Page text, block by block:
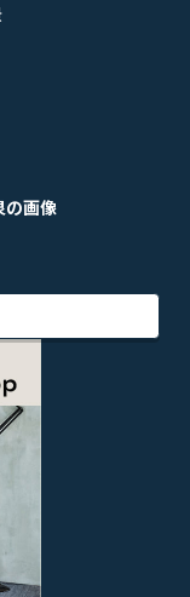
の画像